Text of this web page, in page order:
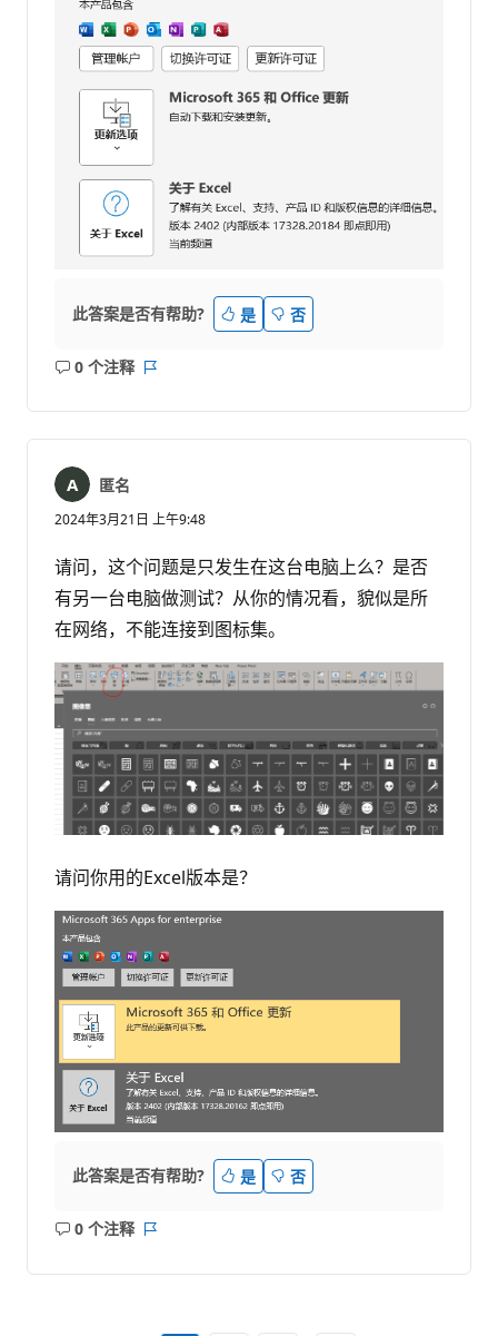
此答案是否有帮助? 是 否
0 个注释
无
报
匿名
2024年3月21日 上午9:48
请问，这个问题是只发生在这台电脑上么？是否
有另一台电脑做测试？从你的情况看，貌似是所
在网络，不能连接到图标集。
请问你用的Excel版本是？
此答案是否有帮助? 是 否
0 个注释
无